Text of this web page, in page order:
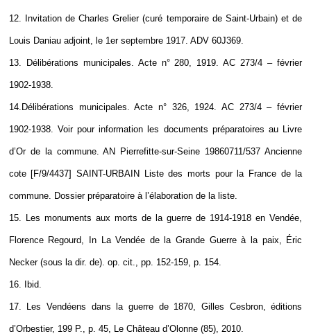
12. Invitation de Charles Grelier (curé temporaire de Saint-Urbain) et de
Louis Daniau adjoint, le 1er septembre 1917. ADV 60J369.
13. Délibérations municipales. Acte n° 280, 1919. AC 273/4 – février
1902-1938.
14.Délibérations municipales. Acte n° 326, 1924. AC 273/4 – février
1902-1938. Voir pour information les documents préparatoires au Livre
d’Or de la commune. AN Pierrefitte-sur-Seine 19860711/537 Ancienne
cote [F/9/4437] SAINT-URBAIN Liste des morts pour la France de la
commune. Dossier préparatoire à l’élaboration de la liste.
15. Les monuments aux morts de la guerre de 1914-1918 en Vendée,
Florence Regourd, In La Vendée de la Grande Guerre à la paix, Éric
Necker (sous la dir. de). op. cit., pp. 152-159, p. 154.
16. Ibid.
17. Les Vendéens dans la guerre de 1870, Gilles Cesbron, éditions
d’Orbestier, 199 P., p. 45, Le Château d’Olonne (85), 2010.